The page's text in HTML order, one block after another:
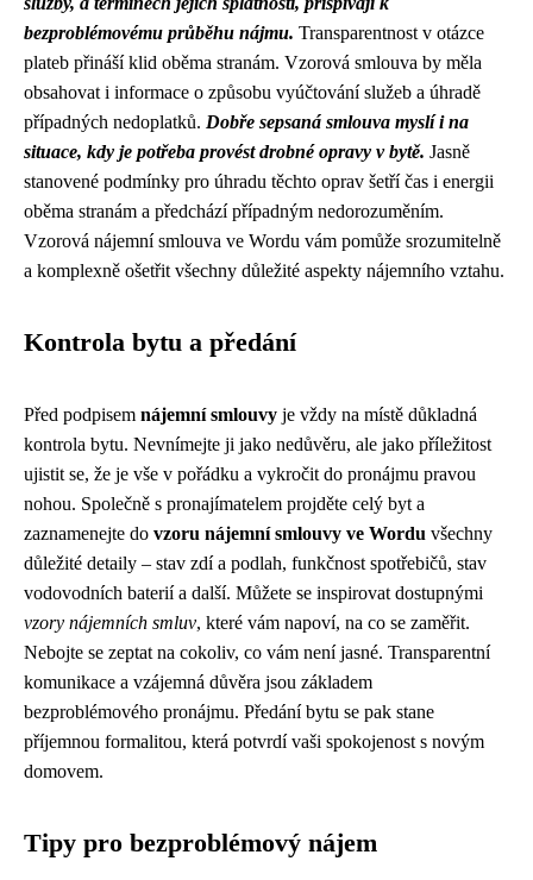
bezproblémovému průběhu nájmu. Transparentnost v otázce
plateb přináší klid oběma stranám. Vzorová smlouva by měla
obsahovat i informace o způsobu vyúčtování služeb a úhradě
případných nedoplatků. Dobře sepsaná smlouva myslí i na
situace, kdy je potřeba provést drobné opravy v bytě. Jasně
stanovené podmínky pro úhradu těchto oprav šetří čas i energii
oběma stranám a předchází případným nedorozuměním.
Vzorová nájemní smlouva ve Wordu vám pomůže srozumitelně
a komplexně ošetřit všechny důležité aspekty nájemního vztahu.
Kontrola bytu a předání
Před podpisem nájemní smlouvy je vždy na místě důkladná
kontrola bytu. Nevnímejte ji jako nedůvěru, ale jako příležitost
ujistit se, že je vše v pořádku a vykročit do pronájmu pravou
nohou. Společně s pronajímatelem projděte celý byt a
zaznamenejte do vzoru nájemní smlouvy ve Wordu všechny
důležité detaily – stav zdí a podlah, funkčnost spotřebičů, stav
vodovodních baterií a další. Můžete se inspirovat dostupnými
vzory nájemních smluv, které vám napoví, na co se zaměřit.
Nebojte se zeptat na cokoliv, co vám není jasné. Transparentní
komunikace a vzájemná důvěra jsou základem
bezproblémového pronájmu. Předání bytu se pak stane
příjemnou formalitou, která potvrdí vaši spokojenost s novým
domovem.
Tipy pro bezproblémový nájem